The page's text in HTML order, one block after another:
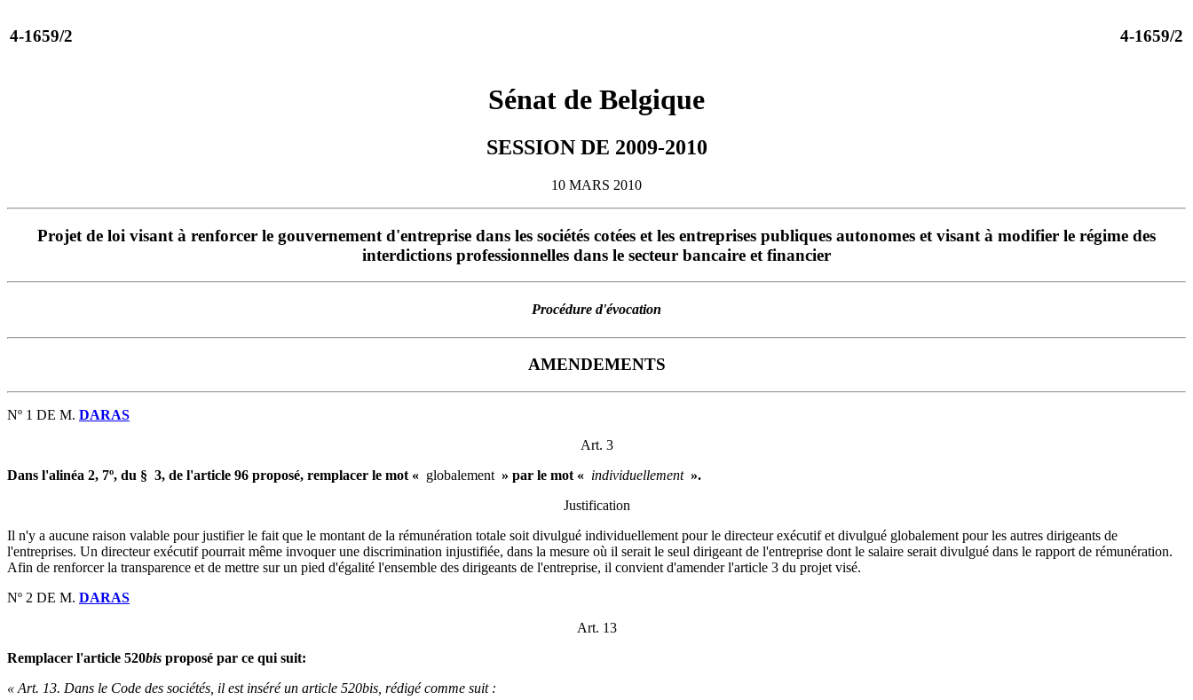
4-1659/2 4-1659/2
Sénat de Belgique
SESSION DE 2009-2010
10 MARS 2010
Projet de loi visant à renforcer le gouvernement d'entreprise dans les sociétés cotées et les entreprises publiques autonomes et visant à modifier le régime des
interdictions professionnelles dans le secteur bancaire et financier
Procédure d'évocation
AMENDEMENTS
Nº 1 DE M. DARAS
Art. 3
Dans l'alinéa 2, 7º, du § 3, de l'article 96 proposé, remplacer le mot « globalement » par le mot « individuellement».
Justification
Il n'y a aucune raison valable pour justifier le fait que le montant de la rémunération totale soit divulgué individuellement pour le directeur exécutif et divulgué globalement pour les autres dirigeants de
l'entreprises. Un directeur exécutif pourrait même invoquer une discrimination injustifiée, dans la mesure où il serait le seul dirigeant de l'entreprise dont le salaire serait divulgué dans le rapport de rémunération.
Afin de renforcer la transparence et de mettre sur un pied d'égalité l'ensemble des dirigeants de l'entreprise, il convient d'amender l'article 3 du projet visé.
Nº 2 DE M. DARAS
Art. 13
Remplacer l'article 520bis proposé par ce qui suit:
« Art. 13. Dans le Code des sociétés, il est inséré un article 520bis, rédigé comme suit :